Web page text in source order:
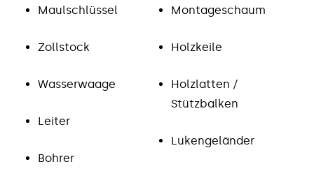
Maulschlüssel
Zollstock
Wasserwaage
Leiter
Bohrer
Montageschaum
Holzkeile
Holzlatten /
Stützbalken
Lukengeländer